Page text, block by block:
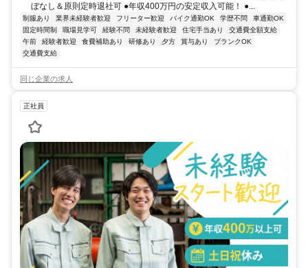
ぼなし＆原則定時退社可 ●年収400万円の安定収入可能！ ●...
制服あり 業界未経験者歓迎 フリーター歓迎 バイク通勤OK 学歴不問
車通勤OK
固定時間制
職場見学可 経験不問 未経験者歓迎 住宅手当あり
交通費全額支給
午前
経験者歓迎 食費補助あり 研修あり 夕方 賞与あり
ブランクOK
交通費支給
同じ企業の求人
正社員